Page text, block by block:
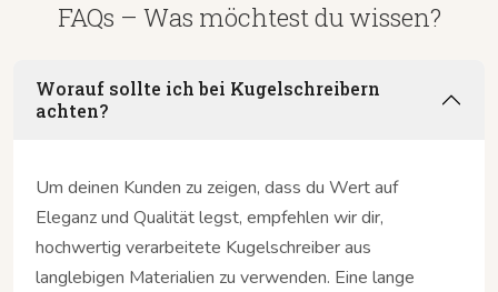
FAQs – Was möchtest du wissen?
Worauf sollte ich bei Kugelschreibern
achten?
Um deinen Kunden zu zeigen, dass du Wert auf
Eleganz und Qualität legst, empfehlen wir dir,
hochwertig verarbeitete Kugelschreiber aus
langlebigen Materialien zu verwenden. Eine lange